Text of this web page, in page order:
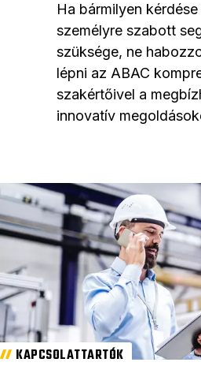
Ha bármilyen
személyre szabott
szüksége, ne
lépni az ABAC
szakértőivel a
innovatív
KAPCSOLATTARTÓK